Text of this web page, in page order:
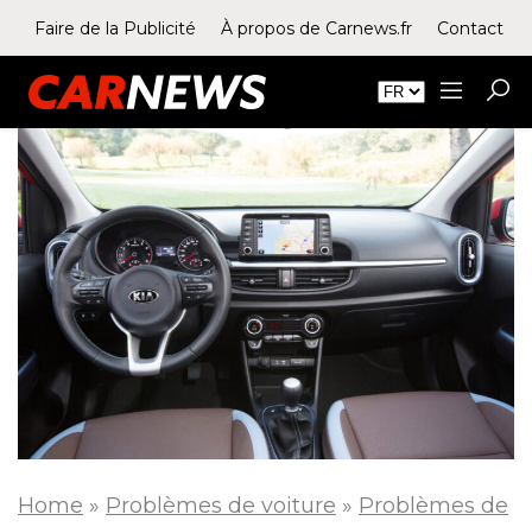
Faire de la Publicité À propos de Carnews.fr Contact
Home » Problèmes de voiture » Problèmes de